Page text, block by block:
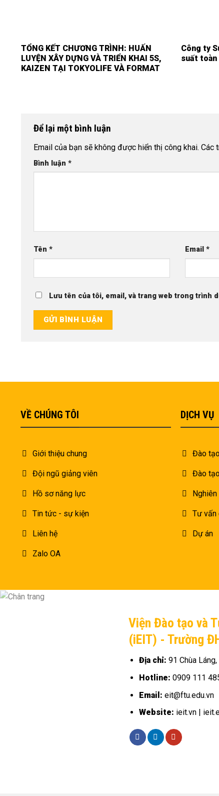
TỔNG KẾT CHƯƠNG TRÌNH: HUẤN
LUYỆN XÂY DỰNG VÀ TRIỂN KHAI 5S,
KAIZEN TẠI TOKYOLIFE VÀ FORMAT
Công ty
suất toàn
Để lại một bình luận
Email của bạn sẽ không được hiển thị công khai. Các
Bình luận *
Tên * Email*
Lưu tên của tôi, email, và trang web trong trình
VỀ CHÚNG TÔI
Giới thiệu chung
Đội ngũ giảng viên
Hồ sơ năng lực
Tin tức - sự kiện
Liên hệ
Zalo OA
DỊCH VỤ
Đào
Đào
Tư vấn
Dự án
Viện Đào tạo và
(iEIT) - Trường
Địa chỉ: 91 Chùa
Hotline: 0909 111
Email: eit@ftu.edu.vn
Website: ieit.vn |